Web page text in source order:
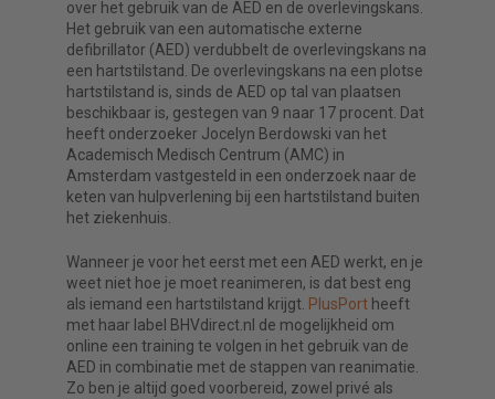
over het gebruik van de AED en de overlevingskans.
Het gebruik van een automatische externe
defibrillator (AED) verdubbelt de overlevingskans na
een hartstilstand. De overlevingskans na een plotse
hartstilstand is, sinds de AED op tal van plaatsen
beschikbaar is, gestegen van 9 naar 17 procent. Dat
heeft onderzoeker Jocelyn Berdowski van het
Academisch Medisch Centrum (AMC) in
Amsterdam vastgesteld in een onderzoek naar de
keten van hulpverlening bij een hartstilstand buiten
het ziekenhuis.
Wanneer je voor het eerst met een AED werkt, en je
weet niet hoe je moet reanimeren, is dat best eng
als iemand een hartstilstand krijgt. PlusPort heeft
met haar label BHVdirect.nl de mogelijkheid om
online een training te volgen in het gebruik van de
AED in combinatie met de stappen van reanimatie.
Zo ben je altijd goed voorbereid, zowel privé als